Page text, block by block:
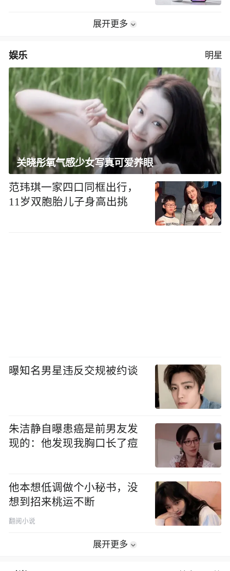
展开更多
娱乐 明星
关晓彤氧气感少女写真可爱养眼
范玮琪一家四口同框出行，
11岁双胞胎儿子身高出挑
曝知名男星违反交规被约谈
朱洁静自曝患癌是前男友发
现的：他发现我胸口长了痘
他本想低调做个小秘书，没
想到招来桃运不断
翻阅小说
展开更多